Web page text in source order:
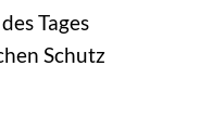
Tages
Schutz